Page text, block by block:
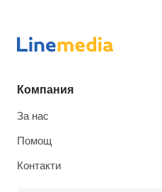
Компания
За нас
Помощ
Контакти